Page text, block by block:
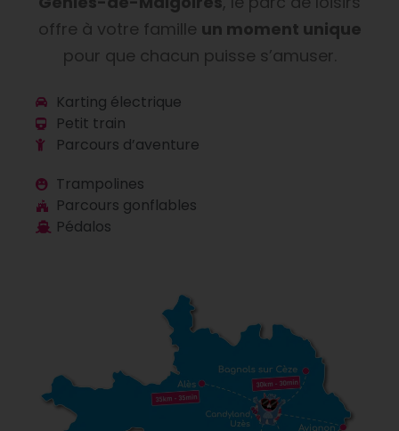
offre à votre famille un moment unique
pour que chacun puisse s’amuser.
Karting électrique
Petit train
Parcours d’aventure
Trampolines
Parcours gonflables
Pédalos